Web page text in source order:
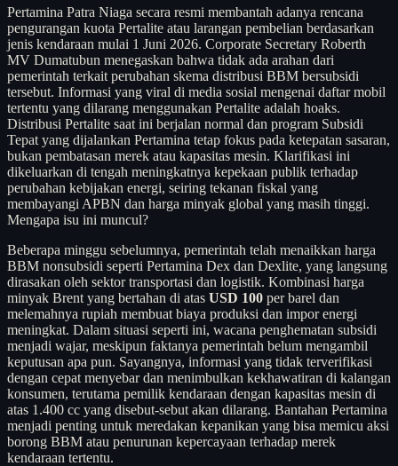
Pertamina Patra Niaga secara resmi membantah adanya rencana
pengurangan kuota Pertalite atau larangan pembelian berdasarkan
jenis kendaraan mulai 1 Juni 2026. Corporate Secretary Roberth
MV Dumatubun menegaskan bahwa tidak ada arahan dari
pemerintah terkait perubahan skema distribusi BBM bersubsidi
tersebut. Informasi yang viral di media sosial mengenai daftar mobil
tertentu yang dilarang menggunakan Pertalite adalah hoaks.
Distribusi Pertalite saat ini berjalan normal dan program Subsidi
Tepat yang dijalankan Pertamina tetap fokus pada ketepatan sasaran,
bukan pembatasan merek atau kapasitas mesin. Klarifikasi ini
dikeluarkan di tengah meningkatnya kepekaan publik terhadap
perubahan kebijakan energi, seiring tekanan fiskal yang
membayangi APBN dan harga minyak global yang masih tinggi.
Mengapa isu ini muncul?
Beberapa minggu sebelumnya, pemerintah telah menaikkan harga
BBM nonsubsidi seperti Pertamina Dex dan Dexlite, yang langsung
dirasakan oleh sektor transportasi dan logistik. Kombinasi harga
minyak Brent yang bertahan di atas USD 100 per barel dan
melemahnya rupiah membuat biaya produksi dan impor energi
meningkat. Dalam situasi seperti ini, wacana penghematan subsidi
menjadi wajar, meskipun faktanya pemerintah belum mengambil
keputusan apa pun. Sayangnya, informasi yang tidak terverifikasi
dengan cepat menyebar dan menimbulkan kekhawatiran di kalangan
konsumen, terutama pemilik kendaraan dengan kapasitas mesin di
atas 1.400 cc yang disebut-sebut akan dilarang. Bantahan Pertamina
menjadi penting untuk meredakan kepanikan yang bisa memicu aksi
borong BBM atau penurunan kepercayaan terhadap merek
kendaraan tertentu.